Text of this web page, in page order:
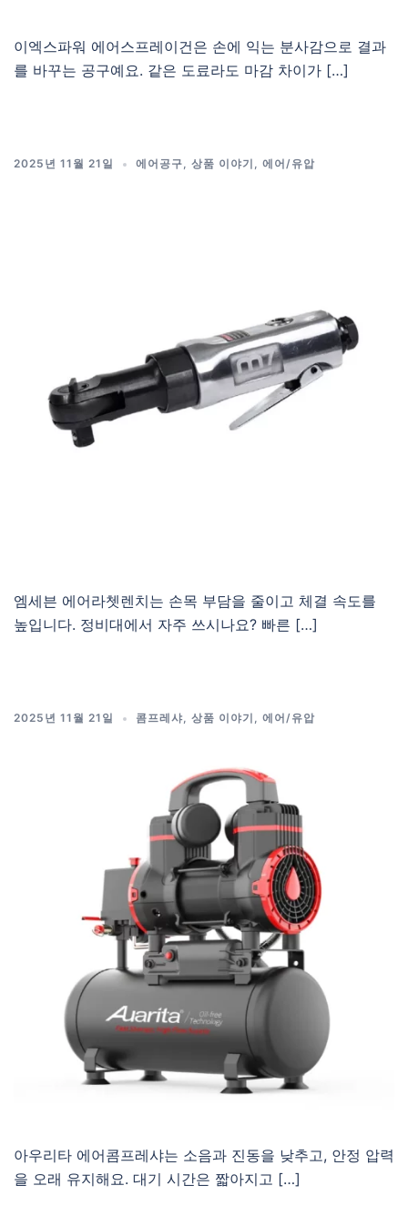
이엑스파워 에어스프레이건은 손에 익는 분사감으로 결과
를 바꾸는 공구예요. 같은 도료라도 마감 차이가 […]
2025년 11월 21일 에어공구, 상품 이야기 , 에어/유압
엠세븐 에어라쳇렌치는 손목 부담을 줄이고 체결 속도를
높입니다. 정비대에서 자주 쓰시나요? 빠른 […]
2025년 11월 21일 콤프레샤, 상품 이야기 , 에어/유압
아우리타 에어콤프레샤는 소음과 진동을 낮추고, 안정 압력
을 오래 유지해요. 대기 시간은 짧아지고 […]